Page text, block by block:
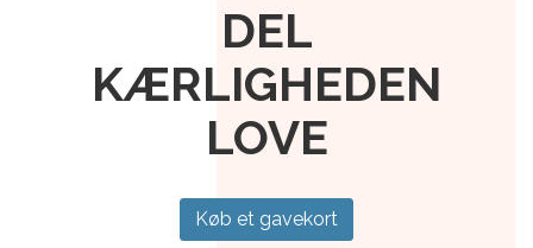
DEL
KÆRLIGHEDEN
LOVE
Køb et gavekort